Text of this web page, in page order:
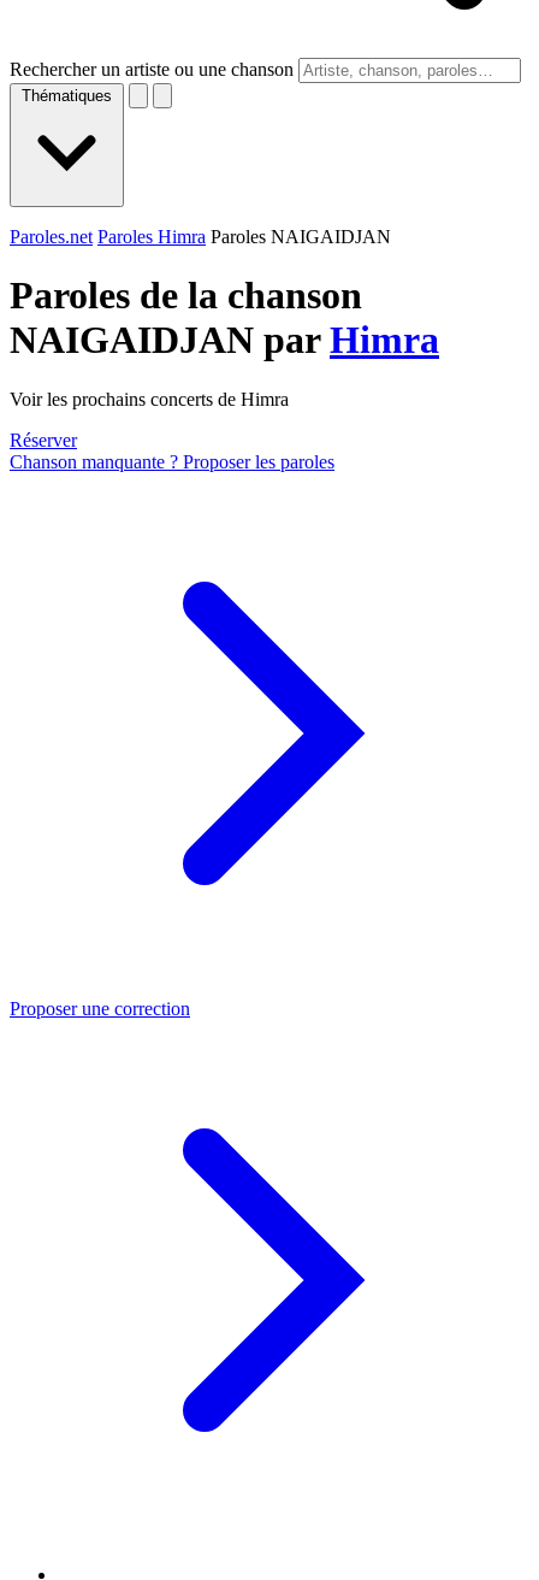
Rechercher un artiste ou une chanson
Thématiques
Paroles.net Paroles Himra Paroles NAIGAIDJAN
Paroles de la chanson
NAIGAIDJAN parHimra
Voir les prochains concerts de Himra
Réserver
Chanson manquante ? Proposer les paroles
Proposer une correction